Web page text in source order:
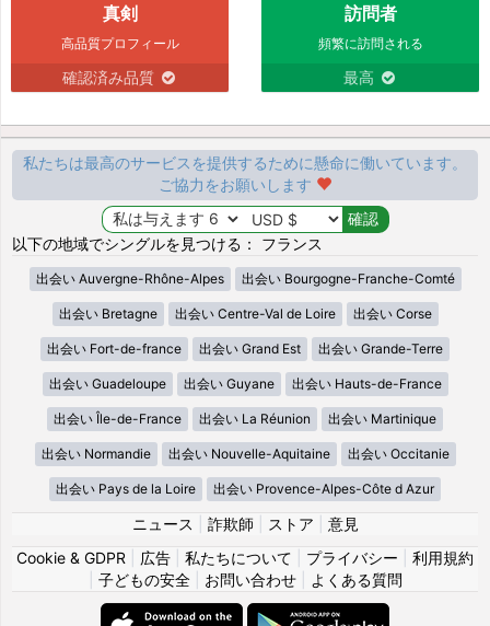
真剣
高品質プロフィール
確認済み品質
訪問者
頻繁に訪問される
最高
私たちは最高のサービスを提供するために懸命に働いています。
ご協力をお願いします
以下の地域でシングルを見つける： フランス
出会い Auvergne-Rhône-Alpes 出会い Bourgogne-Franche-Comté
出会い Bretagne 出会い Centre-Val de Loire 出会い Corse
出会い Fort-de-france 出会い Grand Est 出会い Grande-Terre
出会い Guadeloupe 出会い Guyane 出会い Hauts-de-France
出会い Île-de-France 出会い La Réunion 出会い Martinique
出会い Normandie 出会い Nouvelle-Aquitaine 出会い Occitanie
出会い Pays de la Loire 出会い Provence-Alpes-Côte d Azur
ニュース 詐欺師 ストア
意見
Cookie & GDPR
広告 私たちについて プライバシー
利用規約
子どもの安全| お問い合わせ| よくある質問